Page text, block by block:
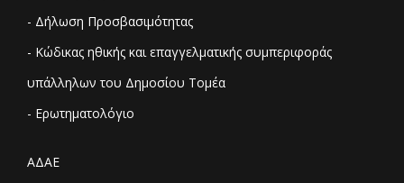
- Δήλωση Προσβασιμότητας
- Κώδικας ηθικής και επαγγελματικής συμπεριφοράς
υπάλληλων του Δημοσίου Τομέα
- Ερωτηματολόγιο
ΑΔΑΕ